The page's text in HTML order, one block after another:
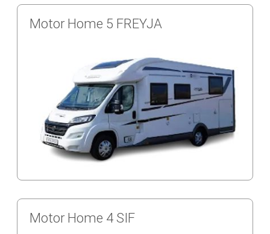
Motor Home 5 FREYJA
Motor Home 4 SIF